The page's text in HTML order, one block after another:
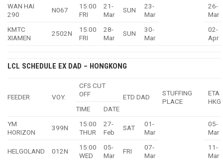
WAN HAI
290
N067
15:00
FRI
21-
Mar
SUN
23-
Mar
26-
Mar
KMTC
XIAMEN
2502N
15:00
FRI
28-
Mar
SUN
30-
Mar
02-
Apr
LCL SCHEDULE EX DAD – HONGKONG
FEEDER VOY.
CFS CUT
OFF
ETD DAD
STUFFING
PLACE
ETA
HKG
TIME
DATE
YM
HORIZON
399N
15:00
THUR
27-
Feb
SAT
01-
Mar
05-
Mar
HELGOLAND 012N
15:00
WED
05-
Mar
FRI
07-
Mar
11-
Mar